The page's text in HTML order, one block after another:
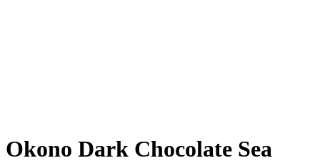
Okono Dark Chocolate Sea